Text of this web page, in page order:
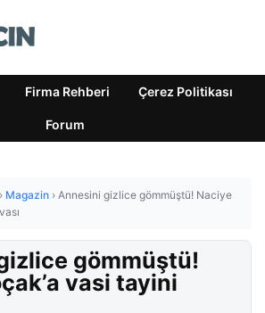
Firma Rehberi Çerez Politikası
Forum
› Magazin › Annesini gizlice gömmüştü! Naciye
gömmüştü!
vasi tayini